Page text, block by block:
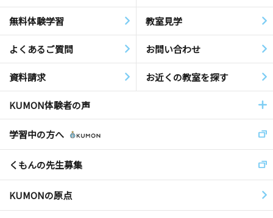
無料体験学習 教室見学
よくあるご質問 お問い合わせ
資料請求 お近くの教室を探す
KUMON体験者の声
学習中の方へ
くもんの先生募集
KUMONの原点